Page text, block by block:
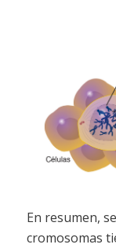
En resumen,
cromosomas